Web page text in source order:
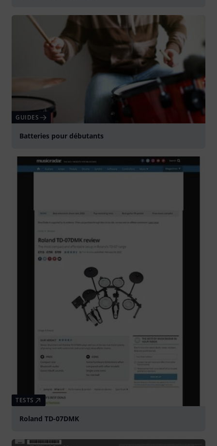
GUIDES
Batteries pour débutants
TESTS
Roland TD-07DMK